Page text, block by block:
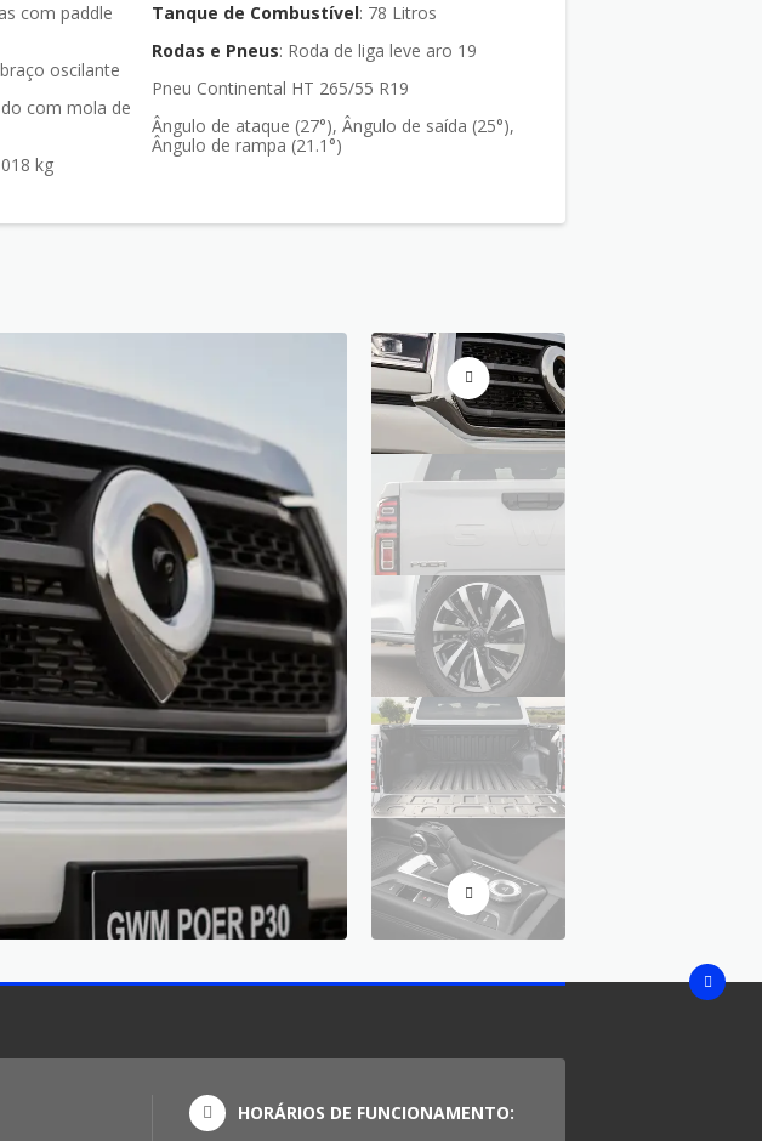
braço oscilante
kg
Tanque de Combustível : 78 Litros
Rodas e Pneus : Roda de liga leve aro 19
Pneu Continental HT 265/55 R19
Ângulo de ataque (27°), Ângulo de saída (25°),
Ângulo de rampa (21.1°)
HORÁRIOS DE FUNCIONAMENTO: